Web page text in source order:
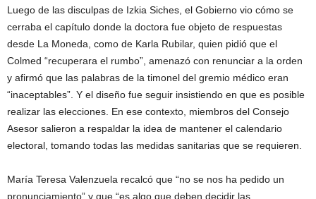
Luego de las disculpas de Izkia Siches, el Gobierno vio cómo se
cerraba el capítulo donde la doctora fue objeto de respuestas
desde La Moneda, como de Karla Rubilar, quien pidió que el
Colmed “recuperara el rumbo”, amenazó con renunciar a la orden
y afirmó que las palabras de la timonel del gremio médico eran
“inaceptables”. Y el diseño fue seguir insistiendo en que es posible
realizar las elecciones. En ese contexto, miembros del Consejo
Asesor salieron a respaldar la idea de mantener el calendario
electoral, tomando todas las medidas sanitarias que se requieren.
María Teresa Valenzuela recalcó que “no se nos ha pedido un
pronunciamiento” y que “es algo que deben decidir las